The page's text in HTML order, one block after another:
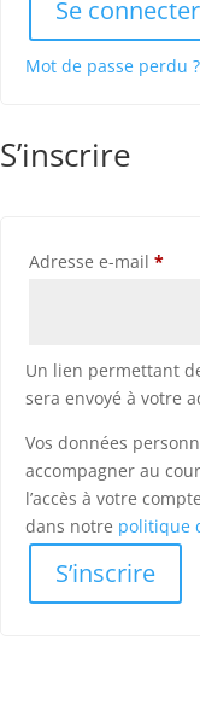
Se connecter
Mot de passe perdu ?
S’inscrire
Adresse e-mail *
Un lien permettant
sera envoyé à votre
Vos données
accompagner au
l’accès à votre
dans notre politique
S’inscrire